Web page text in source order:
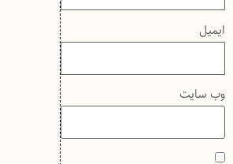
ایمیل
وب‌ سایت